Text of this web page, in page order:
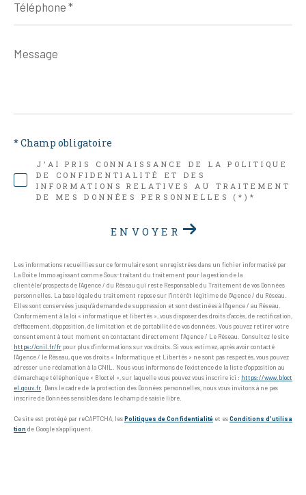
*
Message
*
J'AI PRIS CONNAISSANCE DE LA POLITIQUE
DE CONFIDENTIALITÉ ET DES
INFORMATIONS RELATIVES AU TRAITEMENT
DE MES DONNÉES PERSONNELLES (*)*
* Champ obligatoire
ENVOYER
Les informations recueillies sur ce formulaire sont enregistrées dans un fichier informatisé par
La Boite Immo agissant comme Sous-traitant du traitement pour la gestion de la
clientèle/prospects de l'Agence / du Réseau qui reste Responsable du Traitement de vos Données
personnelles. La base légale du traitement repose sur l'intérêt légitime de l'Agence / du Réseau.
Elles sont conservées jusqu'à demande de suppression et sont destinées à l'Agence / au Réseau.
Conformément à la loi « informatique et libertés », vous disposez des droits d’accès, de rectification,
d’effacement, d’opposition, de limitation et de portabilité de vos données. Vous pouvez retirer votre
consentement à tout moment en contactant directement l’Agence / Le Réseau. Consultez le site
https://cnil.fr/fr pour plus d’informations sur vos droits. Si vous estimez, après avoir contacté
l'Agence / le Réseau, que vos droits « Informatique et Libertés » ne sont pas respectés, vous pouvez
adresser une réclamation à la CNIL. Nous vous informons de l’existence de la liste d'opposition au
démarchage téléphonique « Bloctel », sur laquelle vous pouvez vous inscrire ici : https://www.bloct
el.gouv.fr. Dans le cadre de la protection des Données personnelles, nous vous invitons à ne pas
inscrire de Données sensibles dans le champ de saisie libre.
Ce site est protégé par reCAPTCHA, lesPolitiques de Confidentialité et esConditions d'utilisa
tion de Google s'appliquent.